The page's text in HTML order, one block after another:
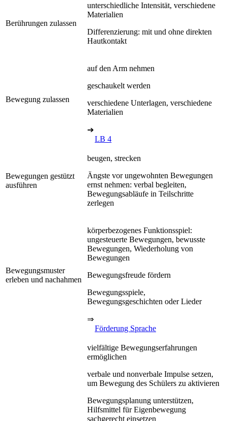
Berührungen zulassen
unterschiedliche Intensität, verschiedene
Materialien
Differenzierung: mit und ohne direkten
Hautkontakt
Bewegung zulassen
auf den Arm nehmen
geschaukelt werden
verschiedene Unterlagen, verschiedene
Materialien
➔
LB 4
Bewegungen gestützt
ausführen
beugen, strecken
Ängste vor ungewohnten Bewegungen
ernst nehmen: verbal begleiten,
Bewegungsabläufe in Teilschritte
zerlegen
Bewegungsmuster
erleben und nachahmen
körperbezogenes Funktionsspiel:
ungesteuerte Bewegungen, bewusste
Bewegungen, Wiederholung von
Bewegungen
Bewegungsfreude fördern
Bewegungsspiele,
Bewegungsgeschichten oder Lieder
⇒
Förderung Sprache
vielfältige Bewegungserfahrungen
ermöglichen
verbale und nonverbale Impulse setzen,
um Bewegung des Schülers zu aktivieren
Bewegungsplanung unterstützen,
Hilfsmittel für Eigenbewegung
sachgerecht einsetzen